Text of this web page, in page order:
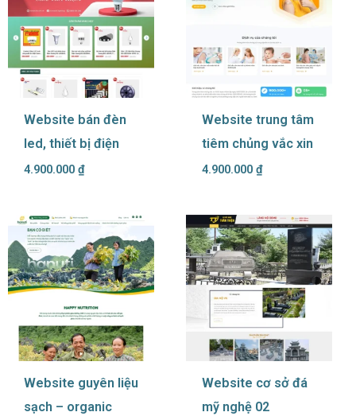
Website bán đèn
led, thiết bị điện
4.900.000 ₫
Website trung tâm
tiêm chủng vắc xin
4.900.000 ₫
Website guyên liệu
sạch – organic
Website cơ sở đá
mỹ nghệ 02